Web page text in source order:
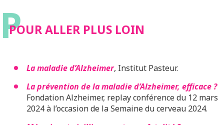
P
POUR ALLER PLUS LOIN
La maladie d’Alzheimer, Institut Pasteur.
La prévention de la maladie d’Alzheimer, efficace ?
Fondation Alzheimer, replay conférence du 12 mars
2024 à l’occasion de la Semaine du cerveau 2024.